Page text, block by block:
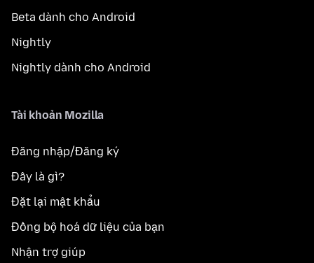
Beta dành cho Android
Nightly
Nightly dành cho Android
Tài khoản Mozilla
Đăng nhập/Đăng ký
Đây là gì?
Đặt lại mật khẩu
Đồng bộ hoá dữ liệu của bạn
Nhận trợ giúp